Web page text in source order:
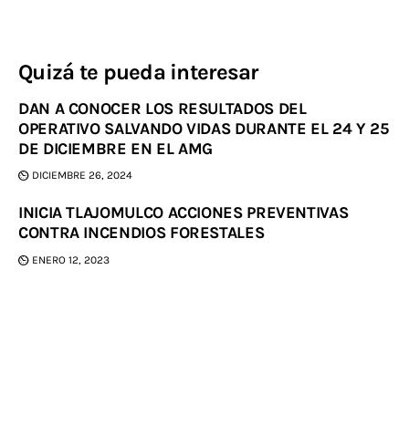
Quizá te pueda interesar
DAN A CONOCER LOS RESULTADOS DEL
OPERATIVO SALVANDO VIDAS DURANTE EL 24 Y 25
DE DICIEMBRE EN EL AMG
DICIEMBRE 26, 2024
INICIA TLAJOMULCO ACCIONES PREVENTIVAS
CONTRA INCENDIOS FORESTALES
ENERO 12, 2023